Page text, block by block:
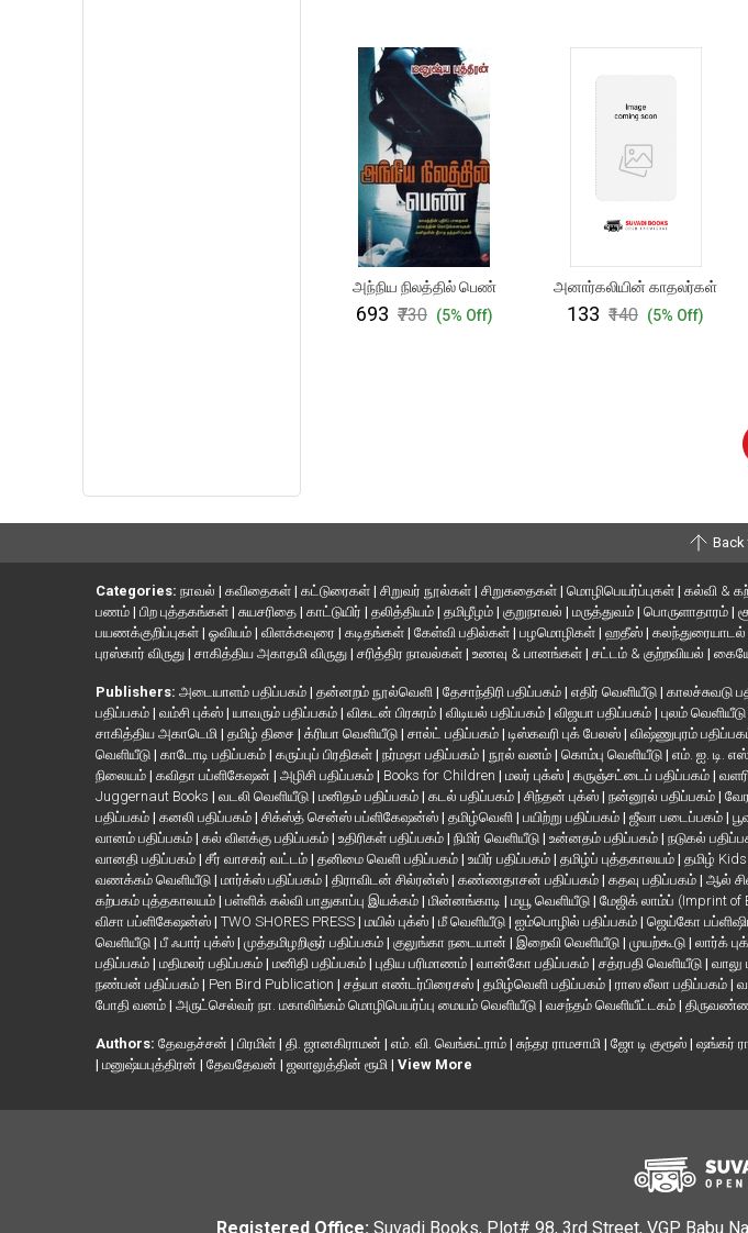
அந்நிய நிலத்தில் பெண்
₹693 ₹730 (5% Off)
அனார்கலியின் காதலர்கள்
₹133 ₹140 (5% Off)
Back
Categories: நாவல் | கவிதைகள் | கட்டுரைகள் | சிறுவர் நூல்கள் | சிறுகதைகள் | மொழிபெயர்ப்புகள் | கல்வி &
பணம் | பிற புத்தகங்கள் | சுயசரிதை | காட்டுயிர் | தலித்தியம் | தமிழீழம் | குறுநாவல் | மருத்துவம் | பொருளாதாரம் |
பயணக்குறிப்புகள் | ஓவியம் | விளக்கவுரை | கடிதங்கள் | கேள்வி பதில்கள் | பழமொழிகள் | ஹதீஸ் | கலந்துரையாடல்
புரஸ்கார் விருது | சாகித்திய அகாதமி விருது | சரித்திர நாவல்கள் | உணவு & பானங்கள் | சட்டம் & குற்றவியல் |
Publishers: அடையாளம் பதிப்பகம் | தன்னறம் நூல்வெளி | தேசாந்திரி பதிப்பகம் | எதிர் வெளியீடு | காலச்சுவடு
பதிப்பகம் | வம்சி புக்ஸ் | யாவரும் பதிப்பகம் | விகடன் பிரசுரம் | விடியல் பதிப்பகம் | விஜயா பதிப்பகம் | புலம் வெளியீடு
சாகித்திய அகாடெமி | தமிழ் திசை | க்ரியா வெளியீடு | சால்ட் பதிப்பகம் | டிஸ்கவரி புக் பேலஸ் | விஷ்ணுபுரம்
வெளியீடு | காடோடி பதிப்பகம் | கருப்புப் பிரதிகள் | நர்மதா பதிப்பகம் | நூல் வனம் | கொம்பு வெளியீடு | எம். ஐ. டி. எஸ்
நிலையம் | கவிதா பப்ளிகேஷன் | அழிசி பதிப்பகம் | Books for Children | மலர் புக்ஸ் | கருஞ்சட்டைப் பதிப்பகம் |
Juggernaut Books | வடலி வெளியீடு | மனிதம் பதிப்பகம் | கடல் பதிப்பகம் | சிந்தன் புக்ஸ் | நன்னூல் பதிப்பகம் |
பதிப்பகம் | கனலி பதிப்பகம் | சிக்ஸ்த் சென்ஸ் பப்ளிகேஷன்ஸ் | தமிழ்வெளி | பயிற்று பதிப்பகம் | ஜீவா படைப்பகம் |
வானம் பதிப்பகம் | கல் விளக்கு பதிப்பகம் | உதிரிகள் பதிப்பகம் | நிமிர் வெளியீடு | உன்னதம் பதிப்பகம் | நடுகல்
வானதி பதிப்பகம் | சீர் வாசகர் வட்டம் | தனிமை வெளி பதிப்பகம் | உயிர் பதிப்பகம் | தமிழ்ப் புத்தகாலயம் | தமிழ் Kids
வணக்கம் வெளியீடு | மார்க்ஸ் பதிப்பகம் | திராவிடன் சில்ரன்ஸ் | கண்ணதாசன் பதிப்பகம் | கதவு பதிப்பகம் | ஆல்
கற்பகம் புத்தகாலயம் | பள்ளிக் கல்வி பாதுகாப்பு இயக்கம் | மின்னங்காடி | மயூ வெளியீடு | மேஜிக் லாம்ப் (Imprint of
விசா பப்ளிகேஷன்ஸ் | TWO SHORES PRESS | மயில் புக்ஸ் | மீ வெளியீடு | ஐம்பொழில் பதிப்பகம் | ஜெய்கோ
வெளியீடு | பீ ஃபார் புக்ஸ் | முத்தமிழறிஞர் பதிப்பகம் | குலுங்கா நடையான் | இறைவி வெளியீடு | முயற்கூடு | லார்க்
பதிப்பகம் | மதிமலர் பதிப்பகம் | மனிதி பதிப்பகம் | புதிய பரிமாணம் | வான்கோ பதிப்பகம் | சத்ரபதி வெளியீடு | வாலு
நண்பன் பதிப்பகம் | Pen Bird Publication | சத்யா எண்டர்பிரைசஸ் | தமிழ்வெளி பதிப்பகம் | ராஸ லீலா பதிப்பகம் |
போதி வனம் | அருட்செல்வர் நா. மகாலிங்கம் மொழிபெயர்ப்பு மையம் வெளியீடு | வசந்தம் வெளியீட்டகம் |
Authors: தேவதச்சன் | பிரமிள் | தி. ஜானகிராமன் | எம். வி. வெங்கட்ராம் | சுந்தர ராமசாமி | ஜோ டி குரூஸ் | ஷங்கர்
| மனுஷ்யபுத்திரன் | தேவதேவன் | ஜலாலுத்தின் ரூமி | View More
Registered Office: Suvadi Books, Plot# 98, 3rd Street, VGP Babu